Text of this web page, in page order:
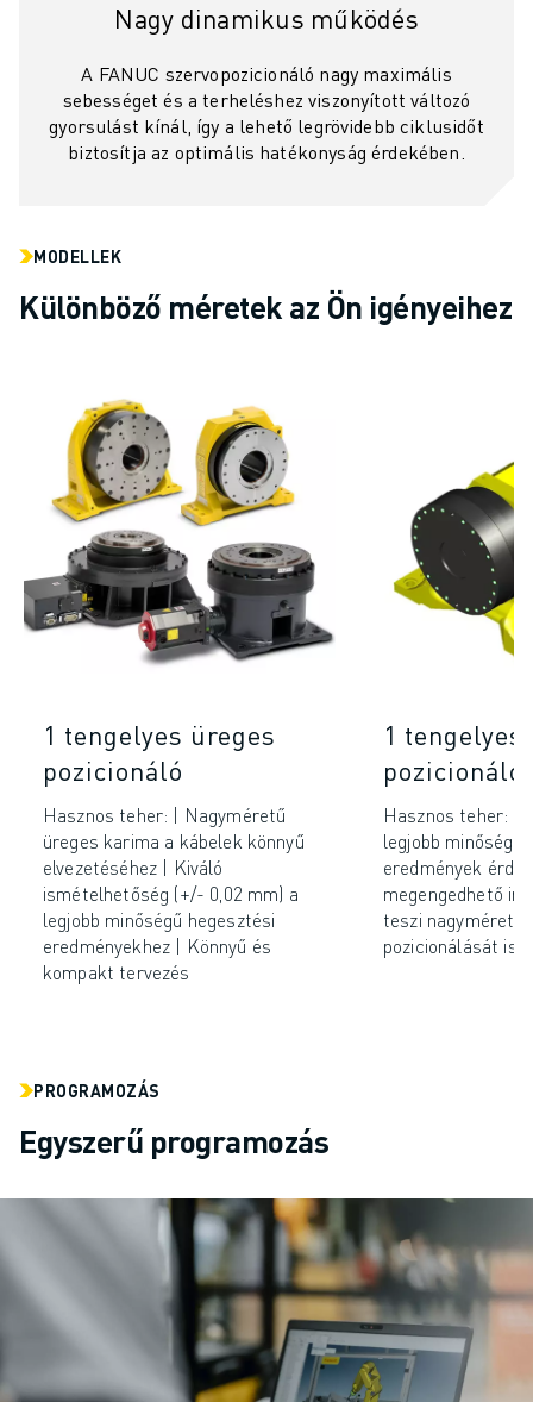
Nagy dinamikus működés
A FANUC szervopozicionáló nagy maximális
sebességet és a terheléshez viszonyított változó
gyorsulást kínál, így a lehető legrövidebb ciklusidőt
biztosítja az optimális hatékonyság érdekében.
MODELLEK
Különböző méretek az Ön igényeihez
1 tengelyes üreges
pozicionáló
Hasznos teher: | Nagyméretű
üreges karima a kábelek könnyű
elvezetéséhez | Kiváló
ismételhetőség (+/- 0,02 mm) a
legjobb minőségű hegesztési
eredményekhez | Könnyű és
kompakt tervezés
1
pozicionáló
Hasznos teher:
legjobb minőségű
eredmények
megengedhető
teszi nagyméretű
pozicionálását is.
PROGRAMOZÁS
Egyszerű programozás